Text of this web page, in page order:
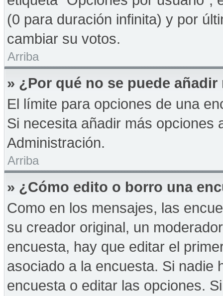
(0 para duración infinita) y por
cambiar su votos.
Arriba
» ¿Por qué no se puede
El límite para opciones de una
Si necesita añadir más opciones
Administración.
Arriba
» ¿Cómo edito o borro una
Como en los mensajes, las
su creador original, un
encuesta, hay que editar el
asociado a la encuesta. Si nadie
encuesta o editar las opciones.